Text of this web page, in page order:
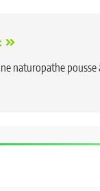
naturopathe pousse